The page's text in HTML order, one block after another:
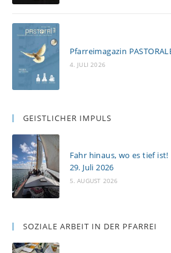
Pfarreimagazin
4. JULI 2026
GEISTLICHER IMPULS
Fahr hinaus, wo es tief
29. Juli 2026
5. AUGUST 2026
SOZIALE ARBEIT IN DER PFARREI